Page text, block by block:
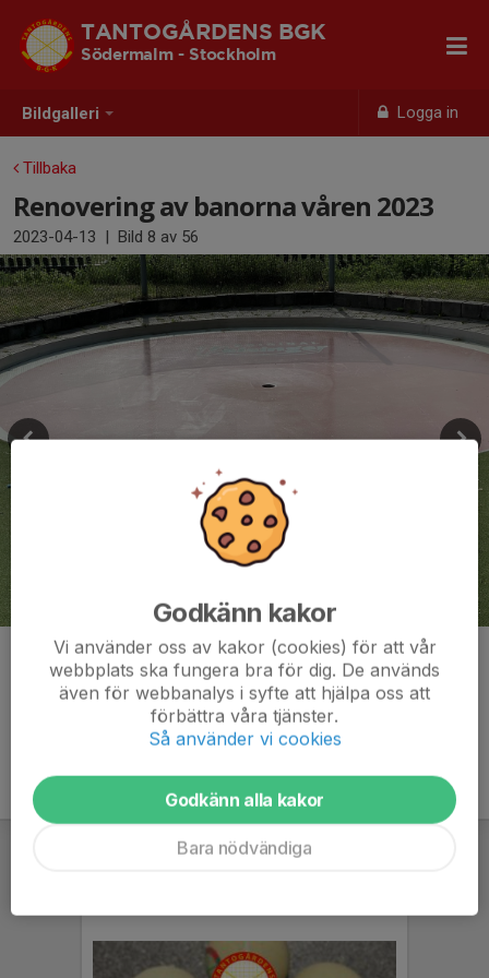
Bildgalleri Logga in
TANTOGÅRDENS BGK
Södermalm - Stockholm
Tillbaka
Renovering av banorna våren 2023
2023-04-13 | Bild 8 av 56
Kommentarer
Godkänn kakor
Vi använder oss av kakor (cookies) för att vår
webbplats ska fungera bra för dig. De används
även för webbanalys i syfte att hjälpa oss att
förbättra våra tjänster.
Så använder vi cookies
Godkänn alla kakor
Bara nödvändiga